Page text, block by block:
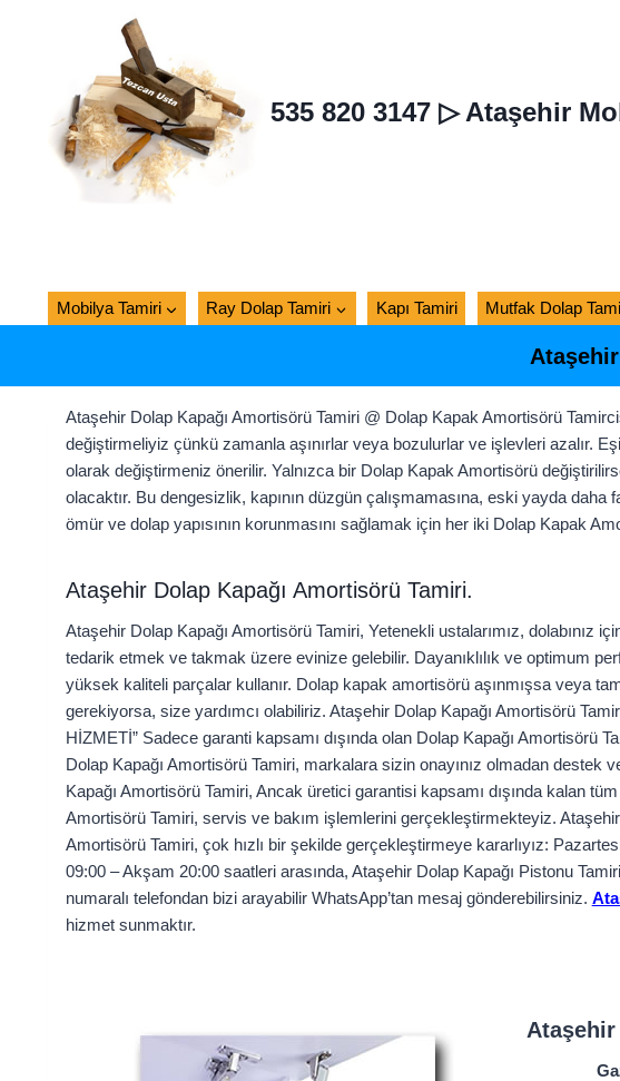
535 820 3147 ▷ Ataşehir
Mobilya Tamiri Ray Dolap Tamiri Kapı Tamiri Mutfak Dolap
Ataşehir Dolap Kapağı Amortisörü Tamiri @ Dolap Kapak Amortisörü
değiştirmeliyiz çünkü zamanla aşınırlar veya bozulurlar ve işlevleri azalır.
olarak değiştirmeniz önerilir. Yalnızca bir Dolap Kapak Amortisörü
olacaktır. Bu dengesizlik, kapının düzgün çalışmamasına, eski yayda
ömür ve dolap yapısının korunmasını sağlamak için her iki Dolap Kapak
Ataşehir Dolap Kapağı Amortisörü Tamiri.
Ataşehir Dolap Kapağı Amortisörü Tamiri, Yetenekli ustalarımız, dolabınız
tedarik etmek ve takmak üzere evinize gelebilir. Dayanıklılık ve optimum
yüksek kaliteli parçalar kullanır. Dolap kapak amortisörü aşınmışsa veya
gerekiyorsa, size yardımcı olabiliriz. Ataşehir Dolap Kapağı Amortisörü
HİZMETİ” Sadece garanti kapsamı dışında olan Dolap Kapağı Amortisörü
Dolap Kapağı Amortisörü Tamiri, markalara sizin onayınız olmadan destek
Kapağı Amortisörü Tamiri, Ancak üretici garantisi kapsamı dışında kalan
Amortisörü Tamiri, servis ve bakım işlemlerini gerçekleştirmekteyiz.
Amortisörü Tamiri, çok hızlı bir şekilde gerçekleştirmeye kararlıyız:
09:00 – Akşam 20:00 saatleri arasında, Ataşehir Dolap Kapağı Pistonu
numaralı telefondan bizi arayabilir WhatsApp’tan mesaj gönderebilirsiniz.
hizmet sunmaktır.
Ataşehir